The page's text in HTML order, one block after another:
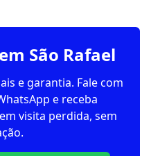
São Rafael
e garantia. Fale com
e receba
visita perdida, sem